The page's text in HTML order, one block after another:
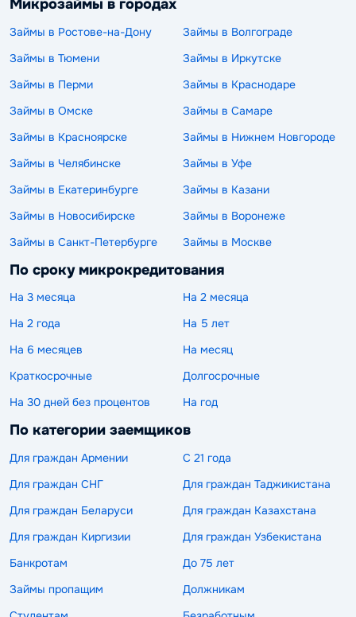
Микрозаймы в городах
Займы в Ростове-на-Дону
Займы в Волгограде
Займы в Тюмени
Займы в Иркутске
Займы в Перми
Займы в Краснодаре
Займы в Омске
Займы в Самаре
Займы в Красноярске
Займы в Нижнем Новгороде
Займы в Челябинске
Займы в Уфе
Займы в Екатеринбурге
Займы в Казани
Займы в Новосибирске
Займы в Воронеже
Займы в Санкт-Петербурге
Займы в Москве
По сроку микрокредитования
На 3 месяца
На 2 месяца
На 2 года
На 5 лет
На 6 месяцев
На месяц
Краткосрочные
Долгосрочные
На 30 дней без процентов
На год
По категории заемщиков
Для граждан Армении
С 21 года
Для граждан СНГ
Для граждан Таджикистана
Для граждан Беларуси
Для граждан Казахстана
Для граждан Киргизии
Для граждан Узбекистана
Банкротам
До 75 лет
Займы пропащим
Должникам